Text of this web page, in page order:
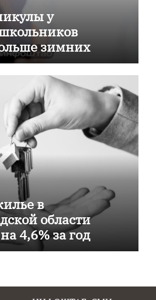
у
зимних
в
области
4,6% за год